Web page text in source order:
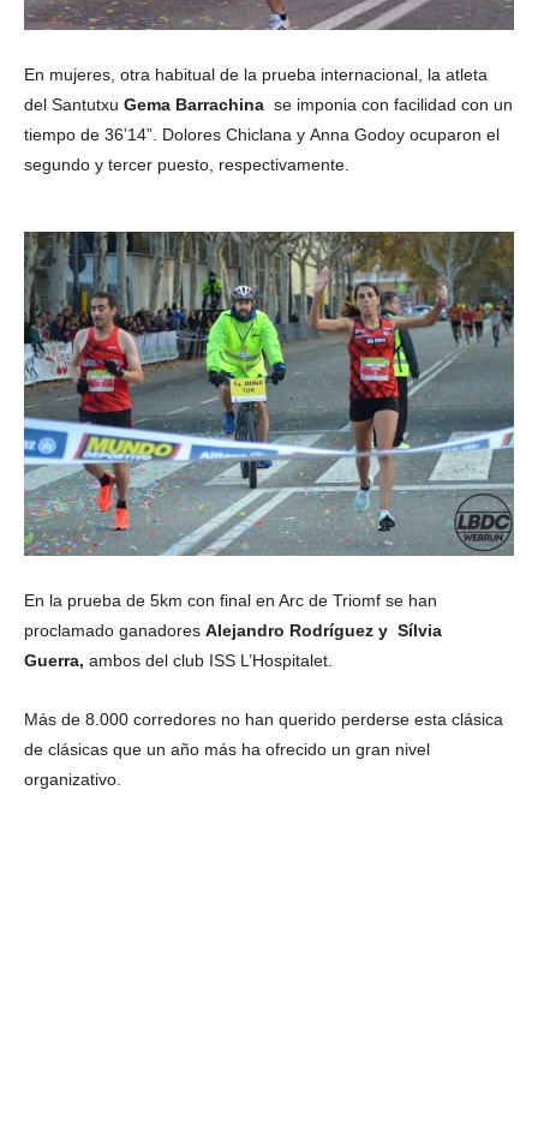
En mujeres, otra habitual de la prueba internacional, la atleta
del Santutxu Gema Barrachina se imponia con facilidad con un
tiempo de 36’14”. Dolores Chiclana y Anna Godoy ocuparon el
segundo y tercer puesto, respectivamente.
En la prueba de 5km con final en Arc de Triomf se han
proclamado ganadores Alejandro Rodríguez y Sílvia
Guerra, ambos del club ISS L’Hospitalet.
Más de 8.000 corredores no han querido perderse esta clásica
de clásicas que un año más ha ofrecido un gran nivel
organizativo.